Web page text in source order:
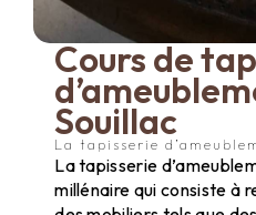
Cours de
Souillac
La tapisserie
La tapisserie
millénaire qui consiste à